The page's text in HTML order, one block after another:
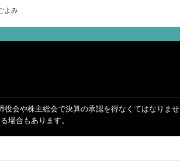
よみ
会や株主総会で決算の承認を得なくてはなりませ
場合もあります。